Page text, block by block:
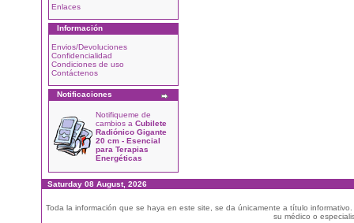
Enlaces
Información
Envios/Devoluciones
Confidencialidad
Condiciones de uso
Contáctenos
Notificaciones
Notifiqueme de
cambios a Cubilete
Radiónico Gigante
20 cm - Esencial
para Terapias
Energéticas
Saturday 08 August, 2026
Toda la información que se haya en este site, se da únicamente a título
su médico o